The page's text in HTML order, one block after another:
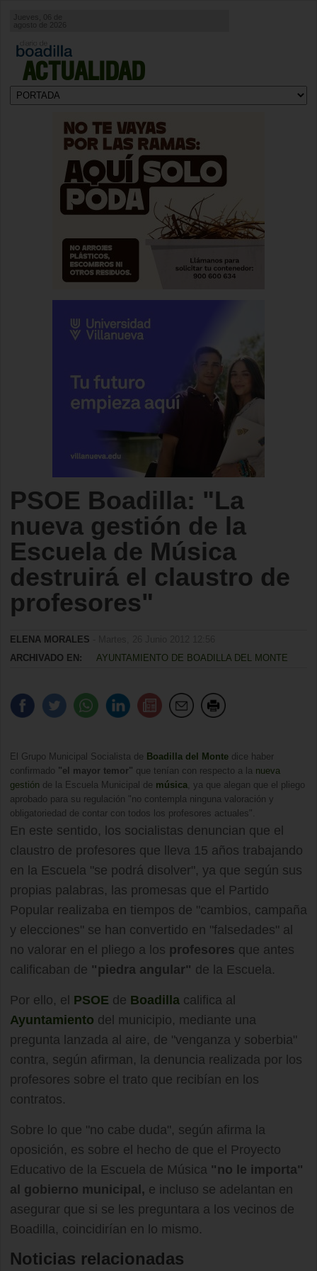
ACTUALIDAD
agosto de 2026
PSOE Boadilla: "La
nueva gestión de la
Escuela de Música
destruirá el claustro de
profesores"
ELENA MORALES
ARCHIVADO EN:
AYUNTAMIENTO DE BOADILLA DEL MONTE
El Grupo Municipal Socialista de Boadilla del Monte dice haber
confirmado "el mayor temor" que tenían con respecto a la nueva
gestión de la Escuela Municipal de música, ya que alegan que el pliego
aprobado para su regulación "no contempla ninguna valoración y
obligatoriedad de contar con todos los profesores actuales".
En este sentido, los socialistas denuncian que el
claustro de profesores que lleva 15 años trabajando
en la Escuela "se podrá disolver", ya que según sus
propias palabras, las promesas que el Partido
Popular realizaba en tiempos de "cambios, campaña
y elecciones" se han convertido en "falsedades" al
no valorar en el pliego a los profesores que antes
calificaban de "piedra angular" de la Escuela.
Por ello, el PSOE de Boadilla califica al
Ayuntamiento del municipio, mediante una
pregunta lanzada al aire, de "venganza y soberbia"
contra, según afirman, la denuncia realizada por los
profesores sobre el trato que recibían en los
contratos.
Sobre lo que "no cabe duda", según afirma la
oposición, es sobre el hecho de que el Proyecto
Educativo de la Escuela de Música "no le importa"
al gobierno municipal, e incluso se adelantan en
asegurar que si se les preguntara a los vecinos de
Boadilla, coincidirían en lo mismo.
Noticias relacionadas